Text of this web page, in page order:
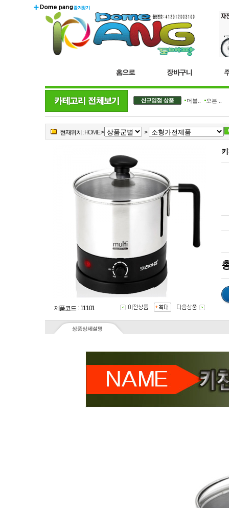
더블.. 오븐 ..
현재위치 : HOME> >
제품코드 : 11101